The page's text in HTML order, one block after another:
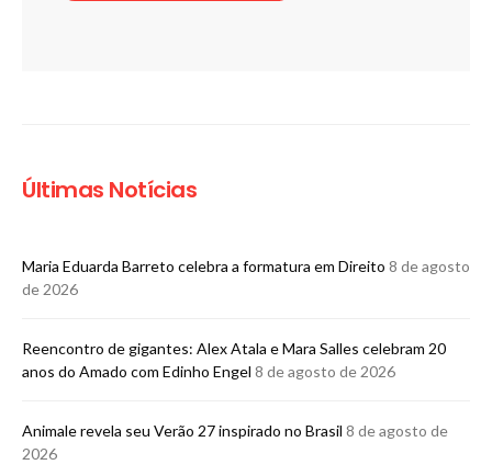
Últimas Notícias
Maria Eduarda Barreto celebra a formatura em Direito 8 de agosto
de 2026
Reencontro de gigantes: Alex Atala e Mara Salles celebram 20
anos do Amado com Edinho Engel 8 de agosto de 2026
Animale revela seu Verão 27 inspirado no Brasil 8 de agosto de
2026